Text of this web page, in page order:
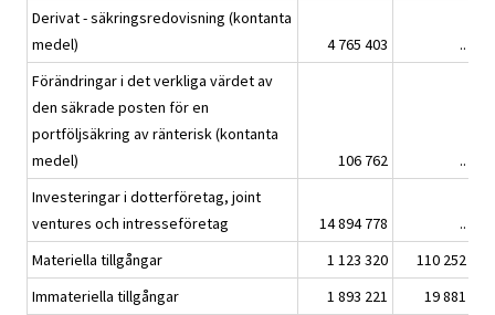
Derivat - säkringsredovisning (kontanta
medel)
4 765 403
..
Förändringar i det verkliga värdet av
den säkrade posten för en
portföljsäkring av ränterisk (kontanta
medel)
106 762
..
Investeringar i dotterföretag, joint
ventures och intresseföretag
14 894 778
..
Materiella tillgångar
1 123 320
110 252
Immateriella tillgångar
1 893 221
19 881